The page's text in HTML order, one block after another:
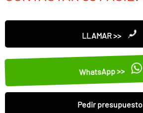
LLAMAR >>
WhatsApp >>
Pedir presupuesto